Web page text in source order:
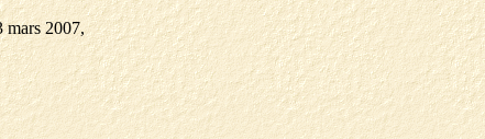
mars 2007,